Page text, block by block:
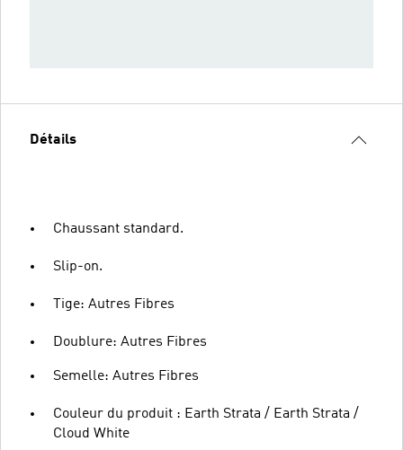
Détails
Chaussant standard.
Slip-on.
Tige: Autres Fibres
Doublure: Autres Fibres
Semelle: Autres Fibres
Couleur du produit : Earth Strata / Earth Strata /
Cloud White